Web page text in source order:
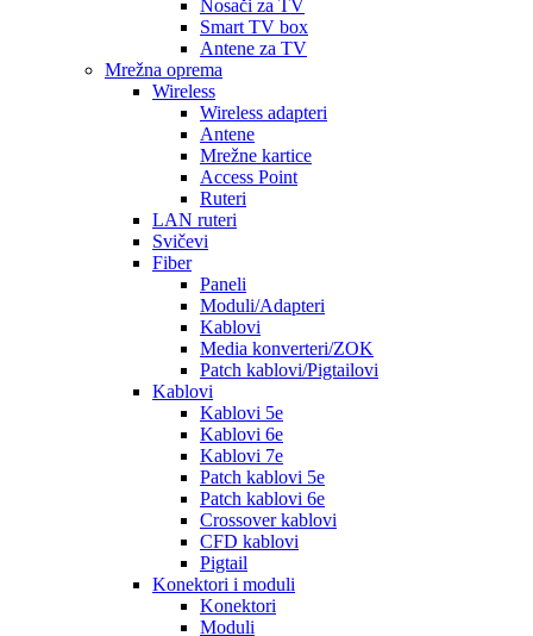
Nosači za TV
Smart TV box
Antene za TV
Mrežna oprema
Wireless
Wireless adapteri
Antene
Mrežne kartice
Access Point
Ruteri
LAN ruteri
Svičevi
Fiber
Paneli
Moduli/Adapteri
Kablovi
Media konverteri/ZOK
Patch kablovi/Pigtailovi
Kablovi
Kablovi 5e
Kablovi 6e
Kablovi 7e
Patch kablovi 5e
Patch kablovi 6e
Crossover kablovi
CFD kablovi
Pigtail
Konektori i moduli
Konektori
Moduli